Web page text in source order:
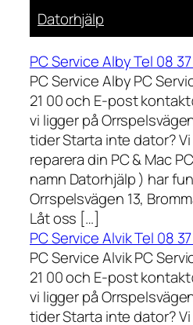
Datorhjälp
PC Service Alby Tel 08
PC Service Alby PC
21 00 och E-post
vi ligger på
tider Starta inte dator?
reparera din PC & Mac
namn Datorhjälp ) har
Orrspelsvägen 13,
Låt oss […]
PC Service Alvik Tel 08
PC Service Alvik PC
21 00 och E-post
vi ligger på
tider Starta inte dator?